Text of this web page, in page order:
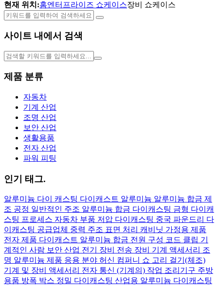
현재 위치:홈엔터프라이즈 쇼케이스장비 쇼케이스
사이트 내에서 검색
제품 분류
자동차
기계 산업
조명 산업
보안 산업
생활용품
전자 산업
파워 피팅
인기 태그.
알루미늄 다이 캐스팅 다이캐스트 알루미늄 알루미늄 합금 제
조 공정 일반적인 주조 알루미늄 합금 다이캐스팅 금형 다이캐
스팅 프로세스 자동차 부품 저압 다이캐스팅 중국 파운드리 다
이캐스팅 공급업체 중력 주조 표면 처리 캐비닛 가정용 제품
전자 제품 다이캐스트 알루미늄 합금 전원 구성 코드 클립 기
계적인 사람 보안 산업 전기 장비 전송 장비 기계 액세서리 조
명 알루미늄 제품 응용 분야 허신 컴퍼니 쇼 고리 걸기(체조)
기계 및 장비 액세서리 전자 통신 (기계의) 작업 조리기구 주방
용품 방폭 박스 정밀 다이캐스팅 산업용 알루미늄 다이캐스팅